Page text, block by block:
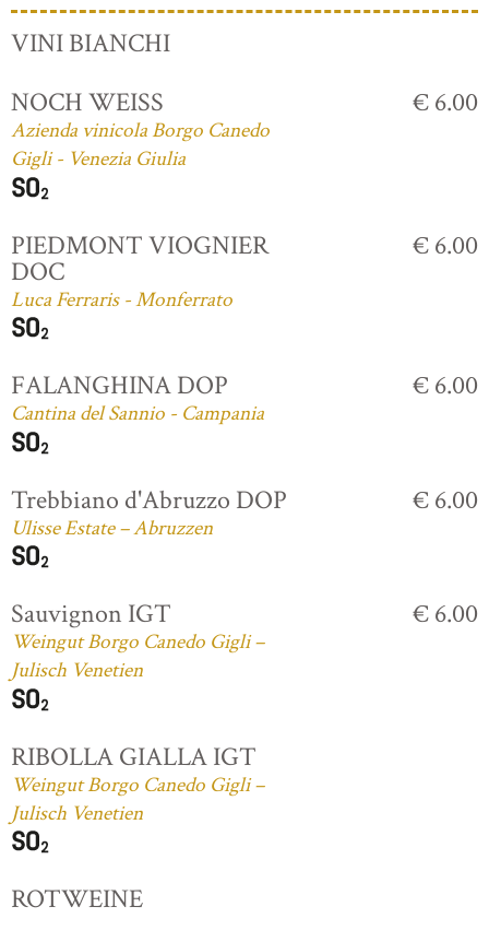
VINI BIANCHI
NOCH WEISS
Azienda vinicola Borgo Canedo
Gigli - Venezia Giulia
€ 6.00
PIEDMONT VIOGNIER
DOC
Luca Ferraris - Monferrato
€ 6.00
FALANGHINA DOP
Cantina del Sannio - Campania
€ 6.00
Trebbiano d'Abruzzo DOP
Ulisse Estate – Abruzzen
€ 6.00
Sauvignon IGT
Weingut Borgo Canedo Gigli –
Julisch Venetien
€ 6.00
RIBOLLA GIALLA IGT
Weingut Borgo Canedo Gigli –
Julisch Venetien
ROTWEINE